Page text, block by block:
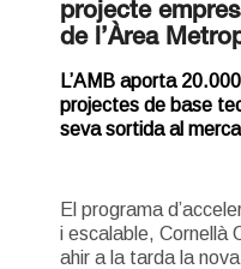
projecte
de l’Àrea
L’AMB aporta
projectes de base
seva sortida al
El programa
i escalable, Cornellà
ahir a la tarda la